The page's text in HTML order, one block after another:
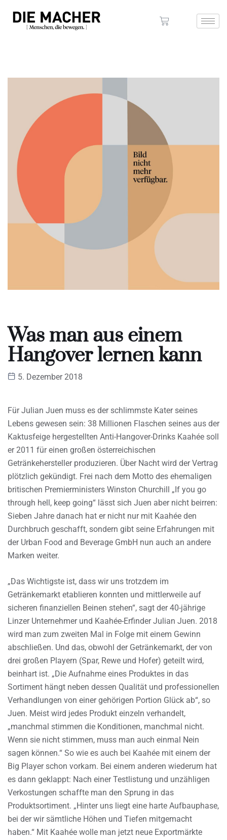
Was man aus einem
Hangover lernen kann
5. Dezember 2018
Für Julian Juen muss es der schlimmste Kater seines
Lebens gewesen sein: 38 Millionen Flaschen seines aus der
Kaktusfeige hergestellten Anti-Hangover-Drinks Kaahée soll
er 2011 für einen großen österreichischen
Getränkehersteller produzieren. Über Nacht wird der Vertrag
plötzlich gekündigt. Frei nach dem Motto des ehemaligen
britischen Premierministers Winston Churchill „If you go
through hell, keep going“ lässt sich Juen aber nicht beirren:
Sieben Jahre danach hat er nicht nur mit Kaahée den
Durchbruch geschafft, sondern gibt seine Erfahrungen mit
der Urban Food and Beverage GmbH nun auch an andere
Marken weiter.
„Das Wichtigste ist, dass wir uns trotzdem im
Getränkemarkt etablieren konnten und mittlerweile auf
sicheren finanziellen Beinen stehen“, sagt der 40-jährige
Linzer Unternehmer und Kaahée-Erfinder Julian Juen. 2018
wird man zum zweiten Mal in Folge mit einem Gewinn
abschließen. Und das, obwohl der Getränkemarkt, der von
drei großen Playern (Spar, Rewe und Hofer) geteilt wird,
beinhart ist. „Die Aufnahme eines Produktes in das
Sortiment hängt neben dessen Qualität und professionellen
Verhandlungen von einer gehörigen Portion Glück ab“, so
Juen. Meist wird jedes Produkt einzeln verhandelt,
„manchmal stimmen die Konditionen, manchmal nicht.
Wenn sie nicht stimmen, muss man auch einmal Nein
sagen können.“ So wie es auch bei Kaahée mit einem der
Big Player schon vorkam. Bei einem anderen wiederum hat
es dann geklappt: Nach einer Testlistung und unzähligen
Verkostungen schaffte man den Sprung in das
Produktsortiment. „Hinter uns liegt eine harte Aufbauphase,
bei der wir sämtliche Höhen und Tiefen mitgemacht
haben.“ Mit Kaahée wolle man jetzt neue Exportmärkte